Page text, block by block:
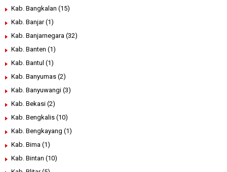
Kab. Bangkalan (15)
Kab. Banjar (1)
Kab. Banjarnegara (32)
Kab. Banten (1)
Kab. Bantul (1)
Kab. Banyumas (2)
Kab. Banyuwangi (3)
Kab. Bekasi (2)
Kab. Bengkalis (10)
Kab. Bengkayang (1)
Kab. Bima (1)
Kab. Bintan (10)